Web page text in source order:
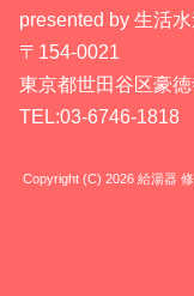
presented by 生活
〒154-0021
東京都世田谷区豪
TEL:03-6746-1818
Copyright (C) 2026 給湯器